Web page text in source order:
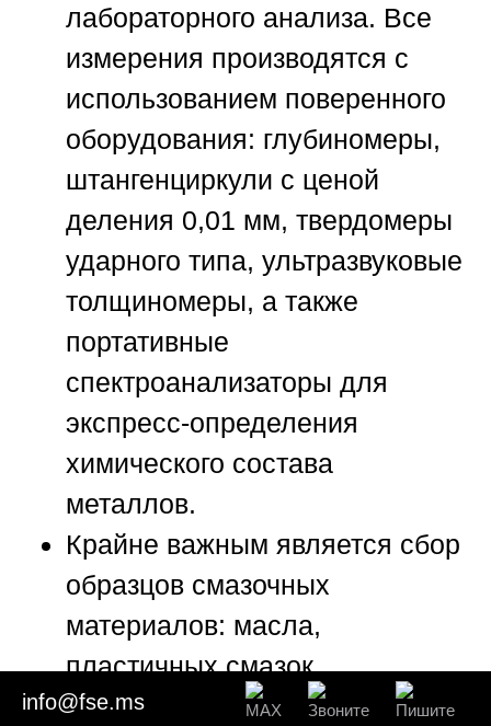
лабораторного анализа. Все
измерения производятся с
использованием поверенного
оборудования: глубиномеры,
штангенциркули с ценой
деления 0,01 мм, твердомеры
ударного типа, ультразвуковые
толщиномеры, а также
портативные
спектроанализаторы для
экспресс-определения
химического состава
металлов.
Крайне важным является сбор
образцов смазочных
материалов: масла,
пластичных смазок,
охлаждающих жидкостей. Они
info@fse.ms